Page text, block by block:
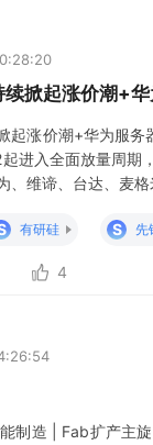
掀起涨价潮+
起涨价潮+华为服
进入全面放量周
、维谛、台达、麦
数字
有研硅 S 先
4
制造 | Fab扩产主